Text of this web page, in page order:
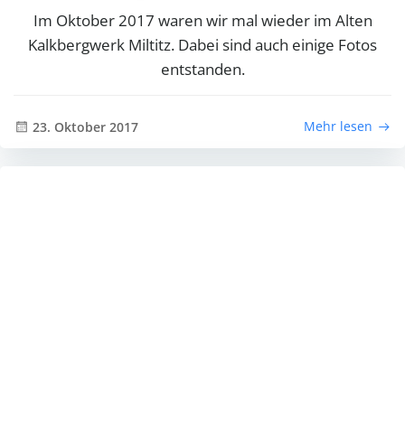
Im Oktober 2017 waren wir mal wieder im Alten
Kalkbergwerk Miltitz. Dabei sind auch einige Fotos
entstanden.
23. Oktober 2017 Mehr lesen